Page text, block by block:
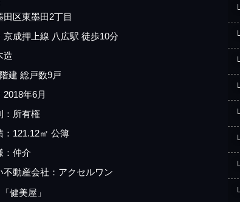
田区東墨田2丁目
京成押上線 八広駅 徒歩10分
造
建 総戸数9戸
2018年6月
：所有権
：121.12㎡ 公簿
：仲介
不動産会社：アクセルワン
健美屋」